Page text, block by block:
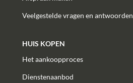
Veelgestelde vragen en antwoorden
HUIS KOPEN
Het aankoopproces
Dienstenaanbod